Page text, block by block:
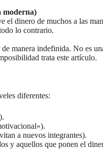
moderna)
el dinero de muchos a las
lo contrario.
manera indefinida. No es
trata este artículo.
diferentes:
a nuevos integrantes).
y aquellos que ponen el